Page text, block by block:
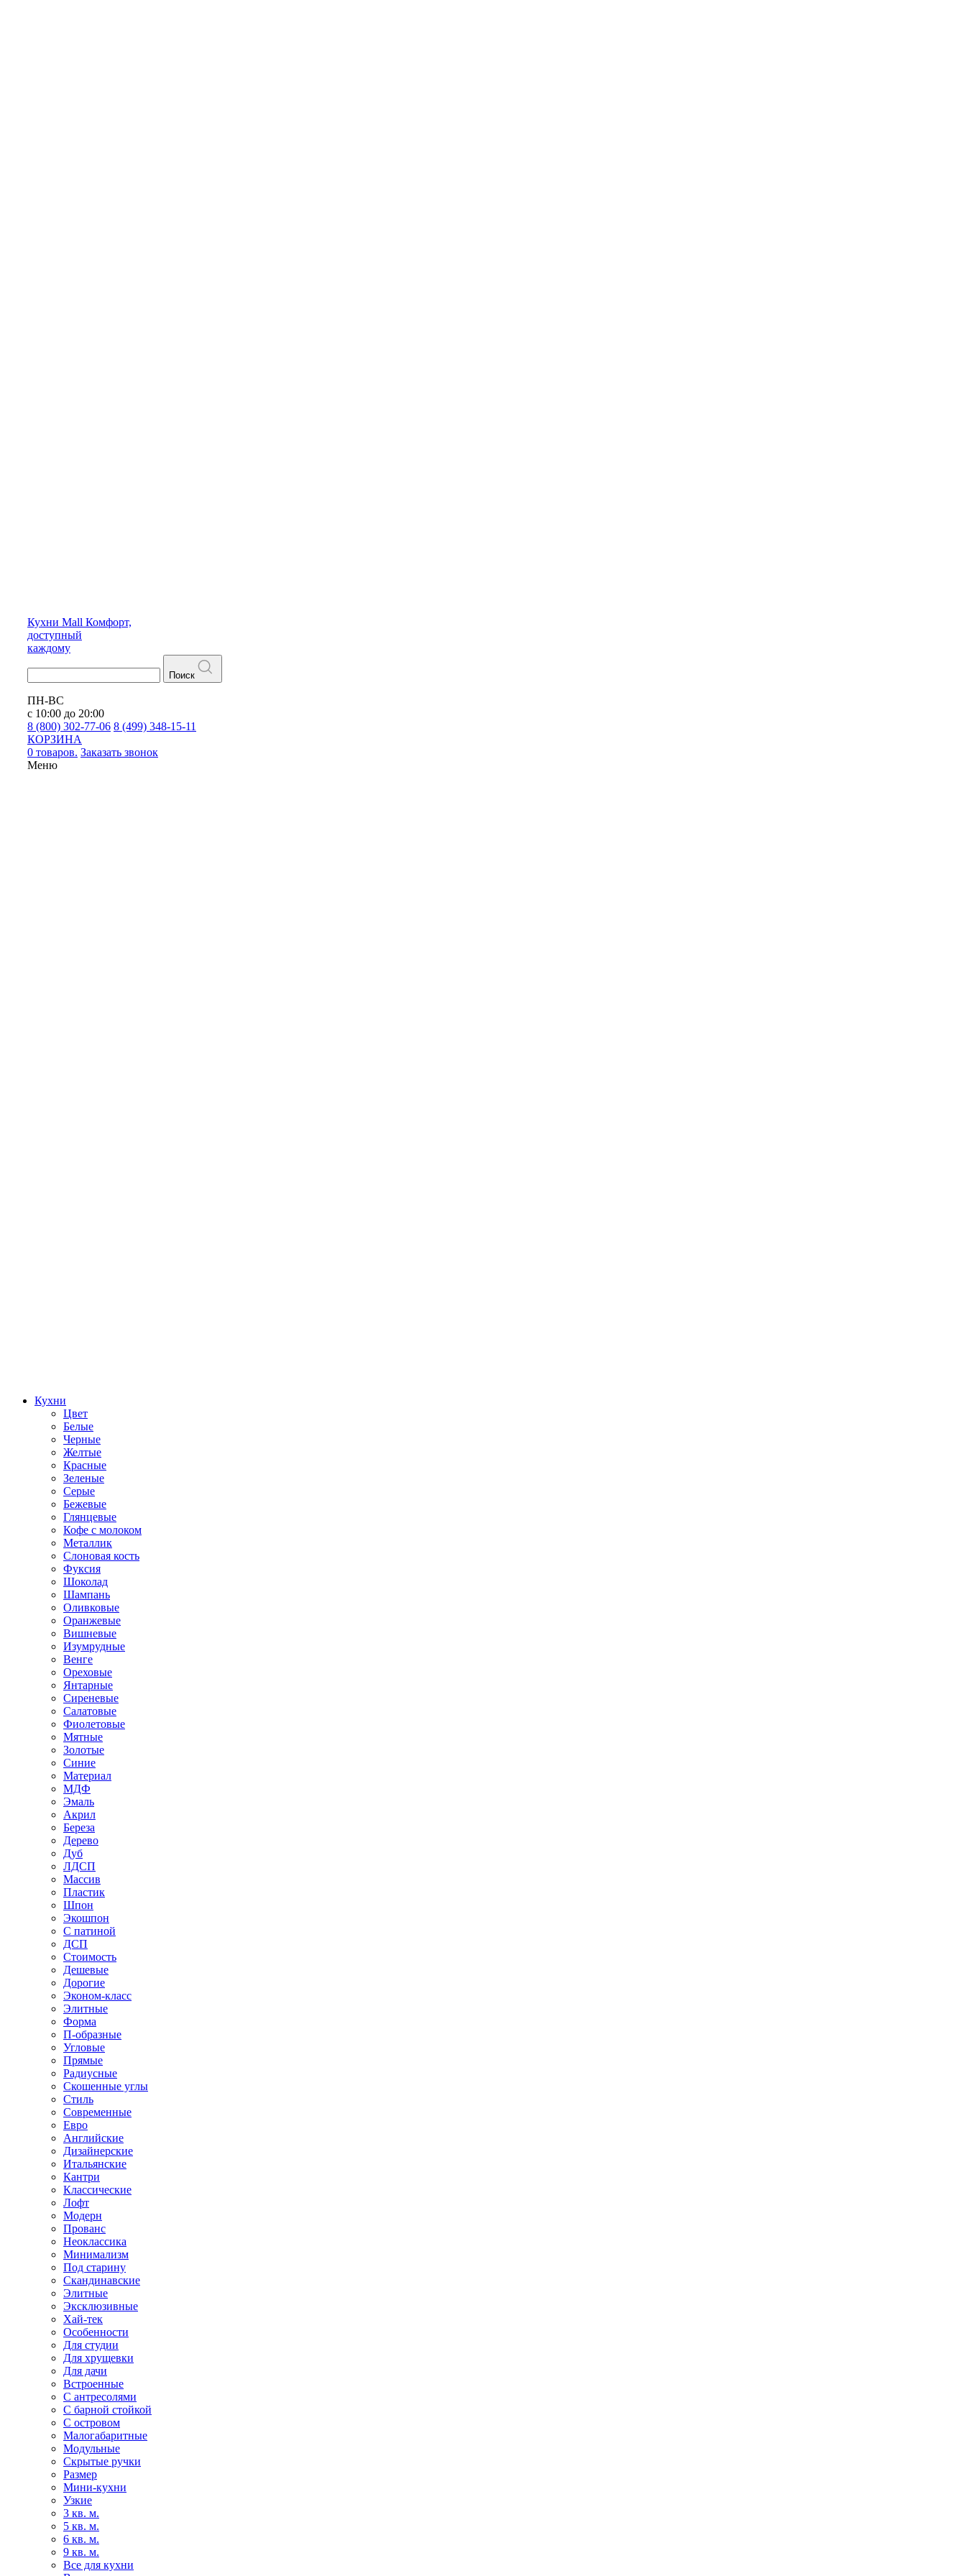
Кухни Mall Комфорт,
доступный
каждому
Поиск
ПН-ВС
с 10:00 до 20:00
8 (800) 302-77-06 8 (499) 348-15-11
КОРЗИНА
0 товаров. Заказать звонок
Меню
Кухни
Цвет
Белые
Черные
Желтые
Красные
Зеленые
Серые
Бежевые
Глянцевые
Кофе с молоком
Металлик
Слоновая кость
Фуксия
Шоколад
Шампань
Оливковые
Оранжевые
Вишневые
Изумрудные
Венге
Ореховые
Янтарные
Сиреневые
Салатовые
Фиолетовые
Мятные
Золотые
Синие
Материал
МДФ
Эмаль
Акрил
Береза
Дерево
Дуб
ЛДСП
Массив
Пластик
Шпон
Экошпон
С патиной
ДСП
Стоимость
Дешевые
Дорогие
Эконом-класс
Элитные
Форма
П-образные
Угловые
Прямые
Радиусные
Скошенные углы
Стиль
Современные
Евро
Английские
Дизайнерские
Итальянские
Кантри
Классические
Лофт
Модерн
Прованс
Неоклассика
Минимализм
Под старину
Скандинавские
Элитные
Эксклюзивные
Хай-тек
Особенности
Для студии
Для хрущевки
Для дачи
Встроенные
С антресолями
С барной стойкой
С островом
Малогабаритные
Модульные
Скрытые ручки
Размер
Мини-кухни
Узкие
3 кв. м.
5 кв. м.
6 кв. м.
9 кв. м.
Все для кухни